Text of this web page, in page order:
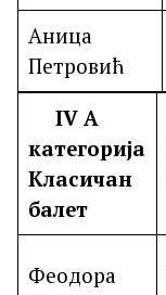
Аница
Петровић
IVA
категорија
Класичан
балет
Феодора